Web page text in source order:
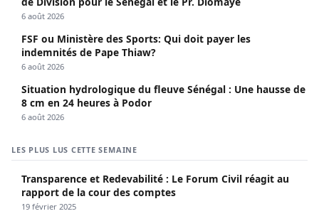
6 août 2026
FSF ou Ministère des Sports: Qui doit payer les
indemnités de Pape Thiaw?
6 août 2026
Situation hydrologique du fleuve Sénégal : Une hausse de
8 cm en 24 heures à Podor
6 août 2026
LES PLUS LUS CETTE SEMAINE
Transparence et Redevabilité : Le Forum Civil réagit au
rapport de la cour des comptes
19 février 2025